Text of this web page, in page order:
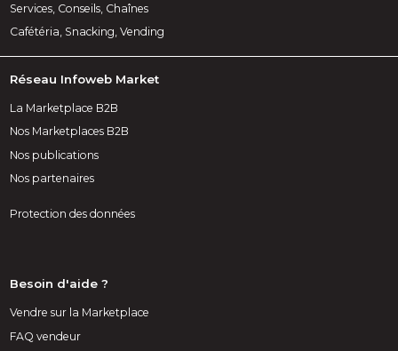
Services, Conseils, Chaînes
Cafétéria, Snacking, Vending
Réseau Infoweb Market
La Marketplace B2B
Nos Marketplaces B2B
Nos publications
Nos partenaires
Protection des données
Besoin d'aide ?
Vendre sur la Marketplace
FAQ vendeur